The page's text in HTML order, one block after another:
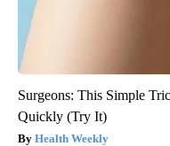
Surgeons: This Simple
Quickly (Try It)
Health Weekly